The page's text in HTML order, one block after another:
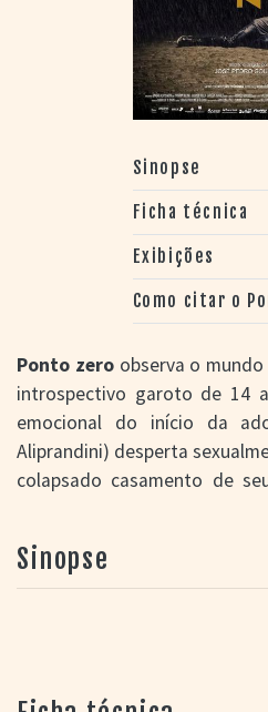
Sinopse
Ficha técnica
Exibições
Como citar o
Ponto zeroobserva o mundo
introspectivo garoto de 14
emocional do início da
Aliprandini) desperta
colapsado casamento de
Souza), um radialista
está devastada pelo
vácuo familiar. Ela
impossível. A angústia de
Sinopse